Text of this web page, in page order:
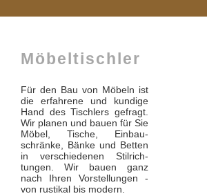
Möbeltischler
Für den Bau von Möbeln ist
die erfahrene und kundige
Hand des Tischlers gefragt.
Wir planen und bauen für Sie
Möbel, Tische, Ein­bau­
schränke, Bänke und Betten
in ver­schiedenen Stil­rich­
tungen. Wir bauen ganz
nach Ihren Vor­stellungen -
von rustikal bis modern.